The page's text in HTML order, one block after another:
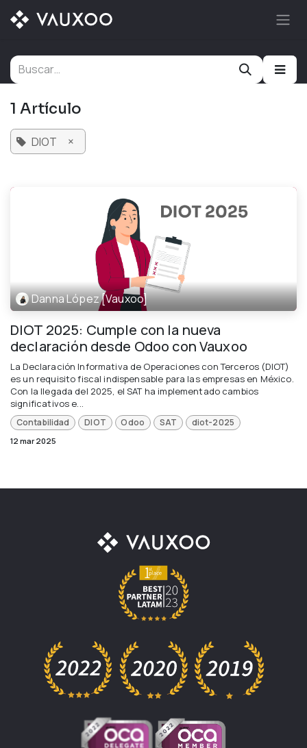
Ir al contenido
1 Artículo
DIOT ×
Danna López [Vauxoo]
DIOT 2025: Cumple con la nueva
declaración desde Odoo con Vauxoo
La Declaración Informativa de Operaciones con Terceros (DIOT)
es un requisito fiscal indispensable para las empresas en México.
Con la llegada del 2025, el SAT ha implementado cambios
significativos e...
Contabilidad DIOT Odoo SAT diot-2025
12 mar 2025